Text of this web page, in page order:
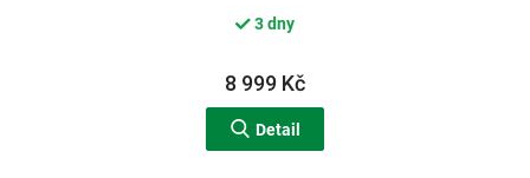
3 dny
8 999 Kč
Detail